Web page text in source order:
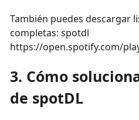
También puedes descargar
completas: spotdl
https://open.spotify.com/
3. Cómo
de spotDL